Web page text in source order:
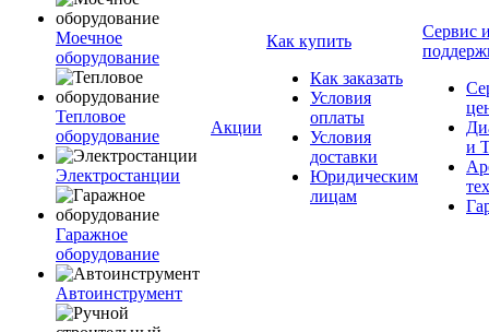
Моечное
оборудование
Тепловое
оборудование
Электростанции
Гаражное
оборудование
Автоинструмент
Акции
Как купить
Как заказать
Условия
оплаты
Условия
доставки
Юридическим
лицам
Сервис
и